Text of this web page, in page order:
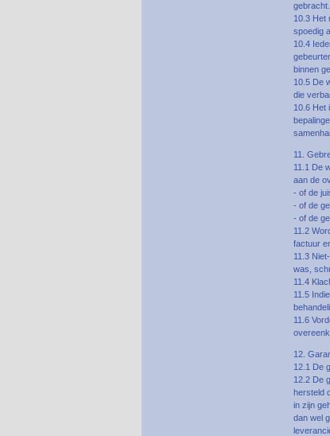
gebracht.
10.3 Het
spoedig
10.4
binnen
10.5 De
die
10.6 Het
11.
11.1 De
aan de
- of de
- of de
- of de
11.2
factuur
11.3
was,
11.4
11.5
11.6
12.
12.1 De
12.2 De
hersteld
in zijn
dan wel